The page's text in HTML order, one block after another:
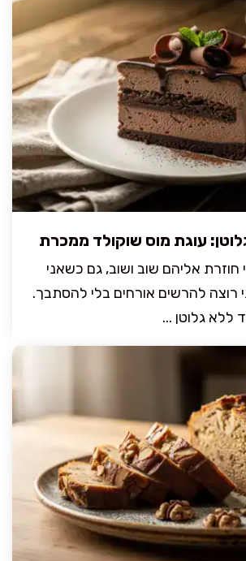
עוגת מוס שוקולד ממכרת
חוזרת אליהם שוב ושוב, גם כשאני
רוצה להרשים אורחים בלי להסתבך.
ללא גלוטן ...